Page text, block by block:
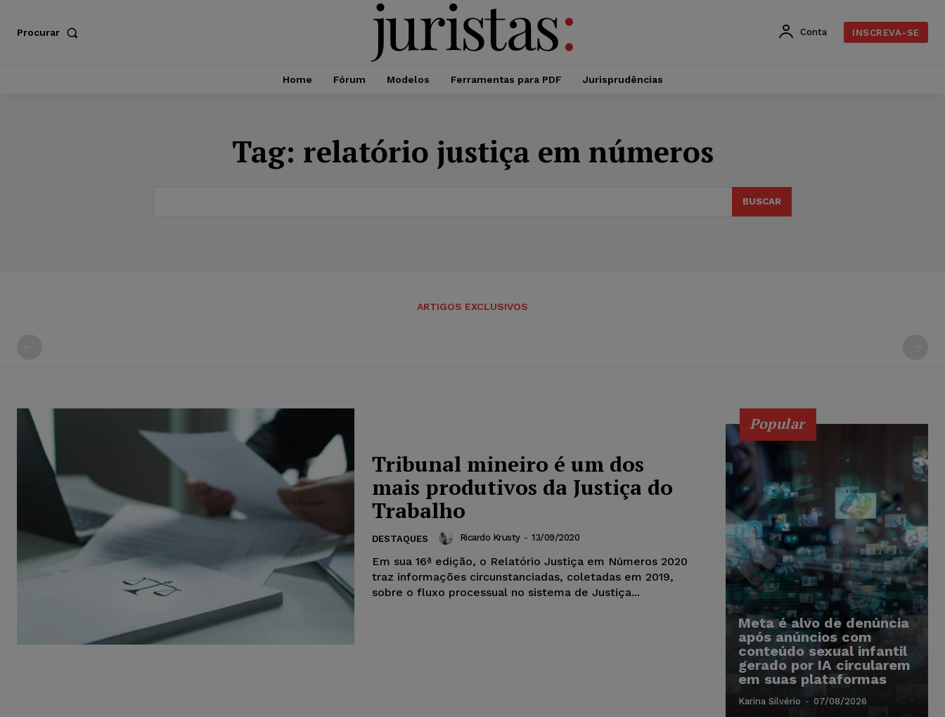
Procurar Conta INSCREVA-SE
Home Fórum Modelos Ferramentas para PDF Jurisprudências
Tag: relatório justiça em números
BUSCAR
ARTIGOS EXCLUSIVOS
Tribunal mineiro é um dos
mais produtivos da Justiça do
Trabalho
DESTAQUES Ricardo Krusty - 13/09/2020
Em sua 16ª edição, o Relatório Justiça em Números 2020
traz informações circunstanciadas, coletadas em 2019,
sobre o fluxo processual no sistema de Justiça...
Popular
Meta é alvo de denúncia
após anúncios com
conteúdo sexual infantil
gerado por IA circularem
em suas plataformas
Karina Silvério - 07/08/2026